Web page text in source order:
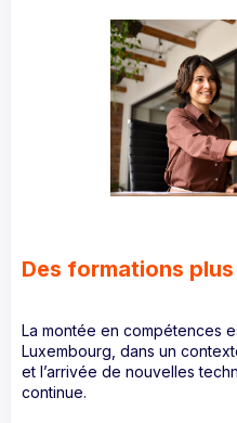
Des formations
La montée en compétences
Luxembourg, dans un
et l’arrivée de nouvelles
continue.